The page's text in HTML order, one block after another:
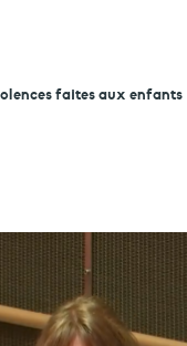
faites aux enfants
& partage à la